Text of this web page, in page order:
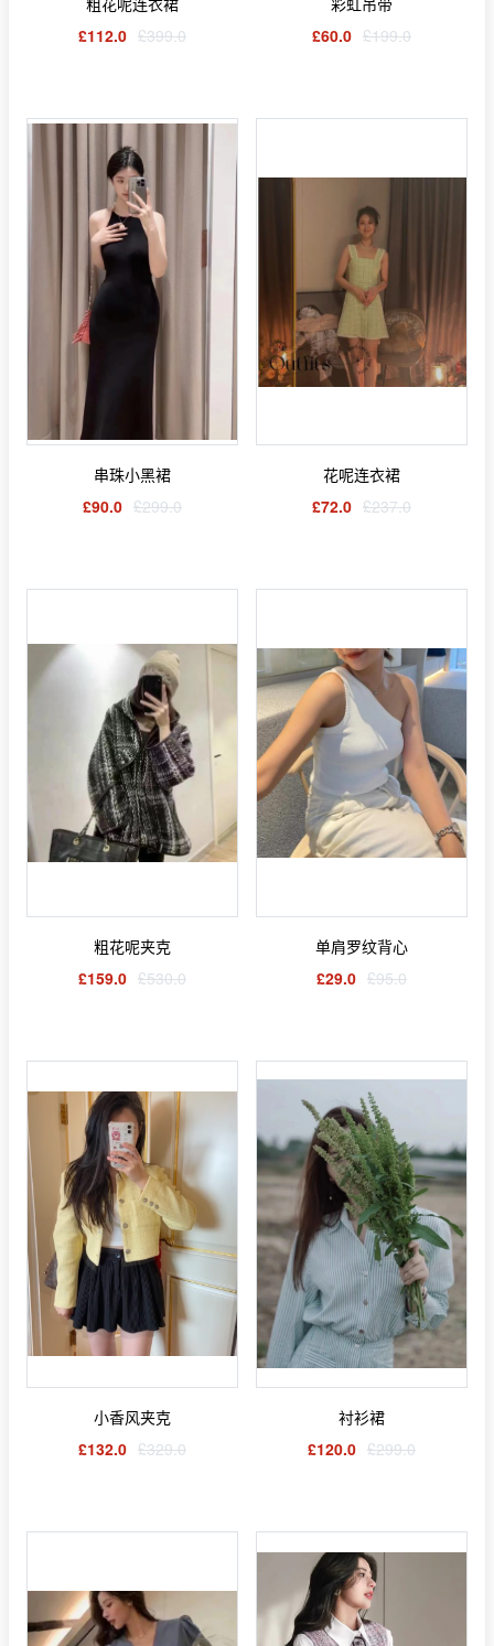
£112.0 £399.0
£60.0 £199.0
串珠小黑裙
£90.0 £299.0
花呢连衣裙
£72.0 £237.0
粗花呢夹克
£159.0 £530.0
单肩罗纹背心
£29.0 £95.0
小香风夹克
£132.0 £329.0
衬衫裙
£120.0 £299.0